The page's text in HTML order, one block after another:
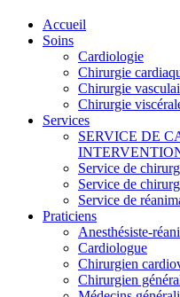
Accueil
Soins
Cardiologie
Chirurgie
Chirurgie
Chirurgie
Services
SERVICE DE
Service de
Service de
Service de
Praticiens
Anesthésiste-
Cardiologue
Chirurgien
Chirurgien